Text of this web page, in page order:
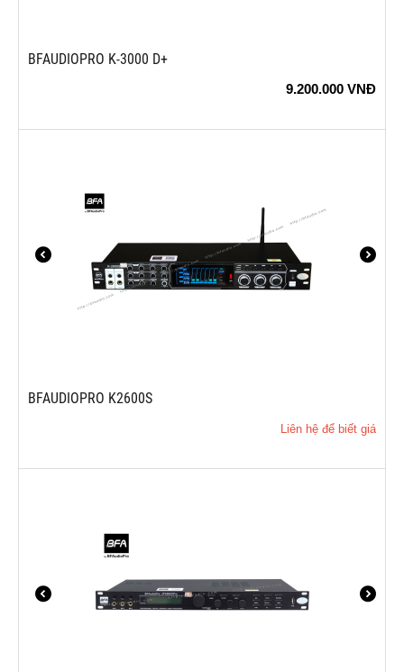
BFAUDIOPRO K-3000 D+
9.200.000 VNĐ
BFAUDIOPRO K2600S
Liên hệ để biết giá